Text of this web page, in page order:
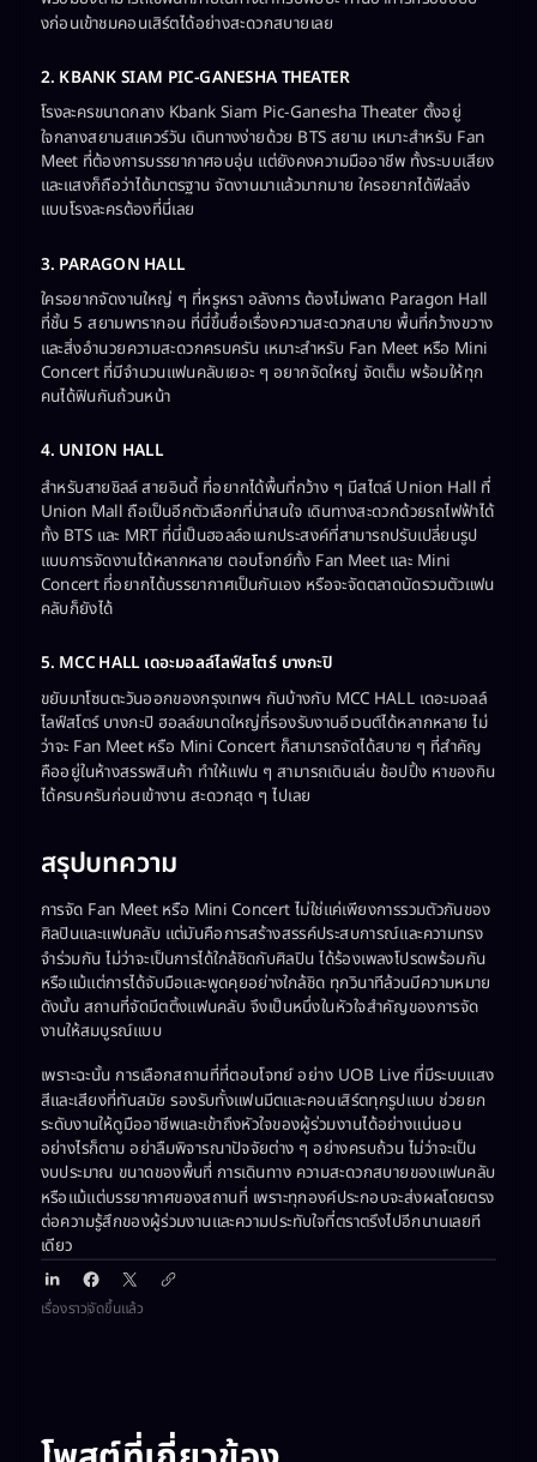
งก่อนเข้าชมคอนเสิร์ตได้อย่างสะดวกสบายเลย
2. KBANK SIAM PIC-GANESHA THEATER
โรงละครขนาดกลาง Kbank Siam Pic-Ganesha Theater ตั้งอยู่
ใจกลางสยามสแควร์วัน เดินทางง่ายด้วย BTS สยาม เหมาะสำหรับ Fan
Meet ที่ต้องการบรรยากาศอบอุ่น แต่ยังคงความมืออาชีพ ทั้งระบบเสียง
และแสงก็ถือว่าได้มาตรฐาน จัดงานมาแล้วมากมาย ใครอยากได้ฟีลลิ่ง
แบบโรงละครต้องที่นี่เลย
3. PARAGON HALL
ใครอยากจัดงานใหญ่ ๆ ที่หรูหรา อลังการ ต้องไม่พลาด Paragon Hall
ที่ชั้น 5 สยามพารากอน ที่นี่ขึ้นชื่อเรื่องความสะดวกสบาย พื้นที่กว้างขวาง
และสิ่งอำนวยความสะดวกครบครัน เหมาะสำหรับ Fan Meet หรือ Mini
Concert ที่มีจำนวนแฟนคลับเยอะ ๆ อยากจัดใหญ่ จัดเต็ม พร้อมให้ทุก
คนได้ฟินกันถ้วนหน้า
4. UNION HALL
สำหรับสายชิลล์ สายอินดี้ ที่อยากได้พื้นที่กว้าง ๆ มีสไตล์ Union Hall ที่
Union Mall ถือเป็นอีกตัวเลือกที่น่าสนใจ เดินทางสะดวกด้วยรถไฟฟ้าได้
ทั้ง BTS และ MRT ที่นี่เป็นฮอลล์อเนกประสงค์ที่สามารถปรับเปลี่ยนรูป
แบบการจัดงานได้หลากหลาย ตอบโจทย์ทั้ง Fan Meet และ Mini
Concert ที่อยากได้บรรยากาศเป็นกันเอง หรือจะจัดตลาดนัดรวมตัวแฟน
คลับก็ยังได้
5. MCC HALL เดอะมอลล์ไลฟ์สโตร์ บางกะปิ
ขยับมาโซนตะวันออกของกรุงเทพฯ กันบ้างกับ MCC HALL เดอะมอลล์
ไลฟ์สโตร์ บางกะปิ ฮอลล์ขนาดใหญ่ที่รองรับงานอีเวนต์ได้หลากหลาย ไม่
ว่าจะ Fan Meet หรือ Mini Concert ก็สามารถจัดได้สบาย ๆ ที่สำคัญ
คืออยู่ในห้างสรรพสินค้า ทำให้แฟน ๆ สามารถเดินเล่น ช้อปปิ้ง หาของกิน
ได้ครบครันก่อนเข้างาน สะดวกสุด ๆ ไปเลย
สรุปบทความ
การจัด Fan Meet หรือ Mini Concert ไม่ใช่แค่เพียงการรวมตัวกันของ
ศิลปินและแฟนคลับ แต่มันคือการสร้างสรรค์ประสบการณ์และความทรง
จำร่วมกัน ไม่ว่าจะเป็นการได้ใกล้ชิดกับศิลปิน ได้ร้องเพลงโปรดพร้อมกัน
หรือแม้แต่การได้จับมือและพูดคุยอย่างใกล้ชิด ทุกวินาทีล้วนมีความหมาย
ดังนั้น สถานที่จัดมีตติ้งแฟนคลับ จึงเป็นหนึ่งในหัวใจสำคัญของการจัด
งานให้สมบูรณ์แบบ
เพราะฉะนั้น การเลือกสถานที่ที่ตอบโจทย์ อย่าง UOB Live ที่มีระบบแสง
สีและเสียงที่ทันสมัย รองรับทั้งแฟนมีตและคอนเสิร์ตทุกรูปแบบ ช่วยยก
ระดับงานให้ดูมืออาชีพและเข้าถึงหัวใจของผู้ร่วมงานได้อย่างแน่นอน
อย่างไรก็ตาม อย่าลืมพิจารณาปัจจัยต่าง ๆ อย่างครบถ้วน ไม่ว่าจะเป็น
งบประมาณ ขนาดของพื้นที่ การเดินทาง ความสะดวกสบายของแฟนคลับ
หรือแม้แต่บรรยากาศของสถานที่ เพราะทุกองค์ประกอบจะส่งผลโดยตรง
ต่อความรู้สึกของผู้ร่วมงานและความประทับใจที่ตราตรึงไปอีกนานเลยที
เดียว
เรื่องราวจัดขึ้นแล้ว